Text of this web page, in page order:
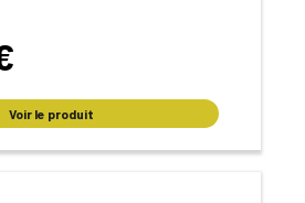
Voir le produit